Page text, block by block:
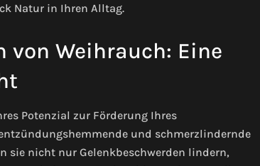
Natur in Ihren Alltag.
von Weihrauch: Eine
Potenzial zur Förderung Ihres
und schmerzlindernde
sie nicht nur Gelenkbeschwerden lindern,